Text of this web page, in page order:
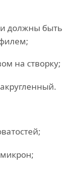
должны быть
на створку;